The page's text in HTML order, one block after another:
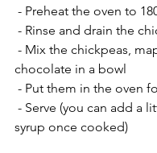
- Preheat the oven to
- Rinse and drain the
chocolate in a bowl
- Put them in the oven
syrup once cooked)